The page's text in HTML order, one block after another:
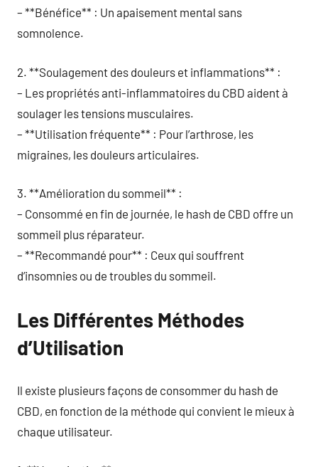
– **Bénéfice** : Un apaisement mental sans
somnolence.
2. **Soulagement des douleurs et inflammations** :
– Les propriétés anti-inflammatoires du CBD aident à
soulager les tensions musculaires.
– **Utilisation fréquente** : Pour l’arthrose, les
migraines, les douleurs articulaires.
3. **Amélioration du sommeil** :
– Consommé en fin de journée, le hash de CBD offre un
sommeil plus réparateur.
– **Recommandé pour** : Ceux qui souffrent
d’insomnies ou de troubles du sommeil.
Les Différentes Méthodes
d’Utilisation
Il existe plusieurs façons de consommer du hash de
CBD, en fonction de la méthode qui convient le mieux à
chaque utilisateur.